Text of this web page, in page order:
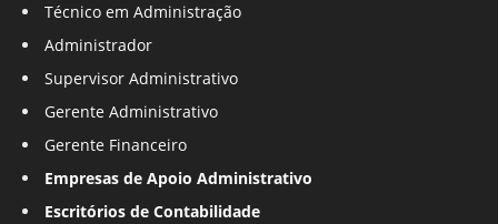
Técnico em Administração
Administrador
Supervisor Administrativo
Gerente Administrativo
Gerente Financeiro
Empresas de Apoio Administrativo
Escritórios de Contabilidade